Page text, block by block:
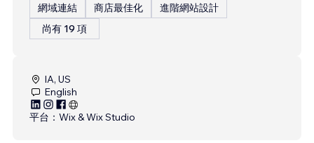
網域連結 商店最佳化
進階網站設計
尚有 19 項
IA, US
English
平台： Wix & Wix Studio